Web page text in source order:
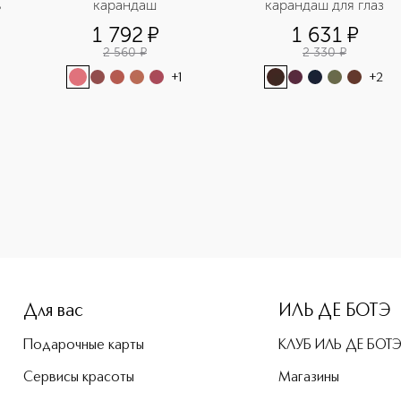
карандаш
1 792 ¤
2 560 ¤
+1
карандаш для глаз
1 631 ¤
2 330 ¤
+2
Для вас
Подарочные карты
Сервисы красоты
ИЛЬ ДЕ БОТЭ
КЛУБ ИЛЬ ДЕ БОТЭ
Магазины